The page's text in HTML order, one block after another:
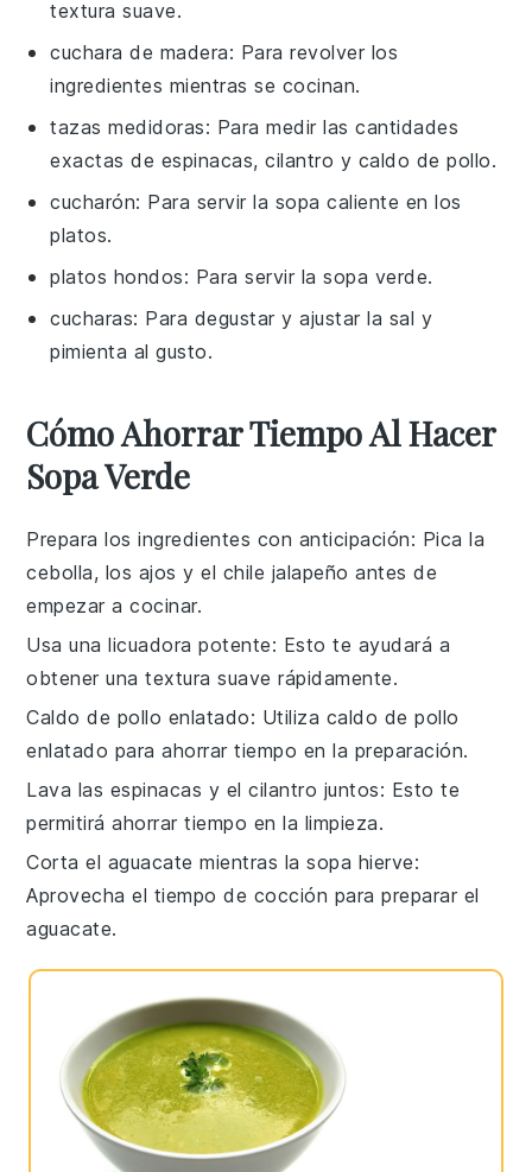
textura suave.
cuchara de madera: Para revolver los
ingredientes mientras se cocinan.
tazas medidoras: Para medir las cantidades
exactas de espinacas, cilantro y caldo de pollo.
cucharón: Para servir la sopa caliente en los
platos.
platos hondos: Para servir la sopa verde.
cucharas: Para degustar y ajustar la sal y
pimienta al gusto.
Cómo Ahorrar Tiempo Al Hacer
Sopa Verde
Prepara los ingredientes con anticipación: Pica la
cebolla, los ajos y el chile jalapeño antes de
empezar a cocinar.
Usa una licuadora potente: Esto te ayudará a
obtener una textura suave rápidamente.
Caldo de pollo enlatado: Utiliza caldo de pollo
enlatado para ahorrar tiempo en la preparación.
Lava las espinacas y el cilantro juntos: Esto te
permitirá ahorrar tiempo en la limpieza.
Corta el aguacate mientras la sopa hierve:
Aprovecha el tiempo de cocción para preparar el
aguacate.